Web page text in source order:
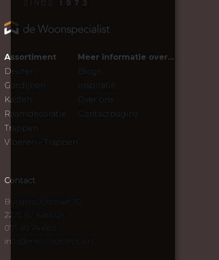
Assortiment
Deuren
Gordijnen
Kasten
Raamdecoratie
Trappen
Vloeren – Trappen
Meer informatie over…
Blogs
Inspiratie
Over ons
Contactpagina
Contact
Burgersdijkstraat 10
2225 AV Katwijk
071 40 74 605
info@meijvogelhout.nl